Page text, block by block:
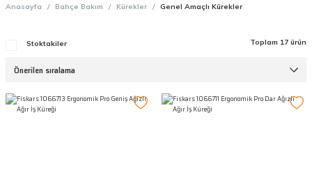
Anasayfa Bahçe Bakım Kürekler Genel Amaçlı Kürekler
Stoktakiler Toplam 17 ürün